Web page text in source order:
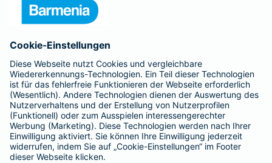
Barmenia ist Teil der BarmeniaGothaer
BELIEBTE SEITEN
Kranken-Zusatzversicherung
Tierversicherungen
Haftpflichtversicherung
Hausratversicherung